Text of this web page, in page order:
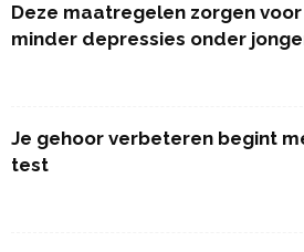
Deze maatregelen zorgen voor
minder depressies onder
Je gehoor verbeteren begint
test